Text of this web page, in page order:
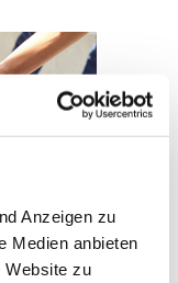
Anzeigen zu
Medien anbieten
Website zu